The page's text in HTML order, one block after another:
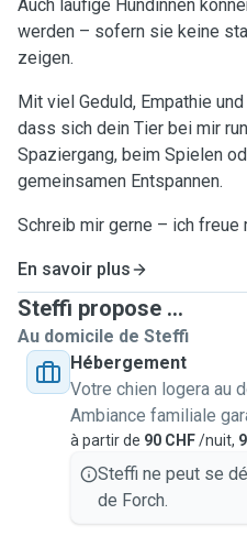
Auch läufige Hündinnen
werden – sofern sie keine
zeigen.
Mit viel Geduld, Empathie
dass sich dein Tier bei mir
Spaziergang, beim Spielen
gemeinsamen Entspannen.
Schreib mir gerne – ich freue
En savoir plus
Steffi propose ...
Au domicile de Steffi
Hébergement
Votre chien logera au
Ambiance familiale
à partir de 90 CHF/nuit,
Steffi ne peut se
de Forch.